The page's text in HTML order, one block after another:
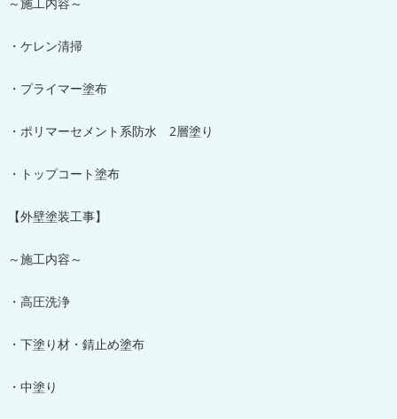
・ケレン清掃
・プライマー塗布
・ポリマーセメント系防水 2層塗り
・トップコート塗布
【外壁塗装工事】
～施工内容～
・高圧洗浄
・下塗り材・錆止め塗布
・中塗り